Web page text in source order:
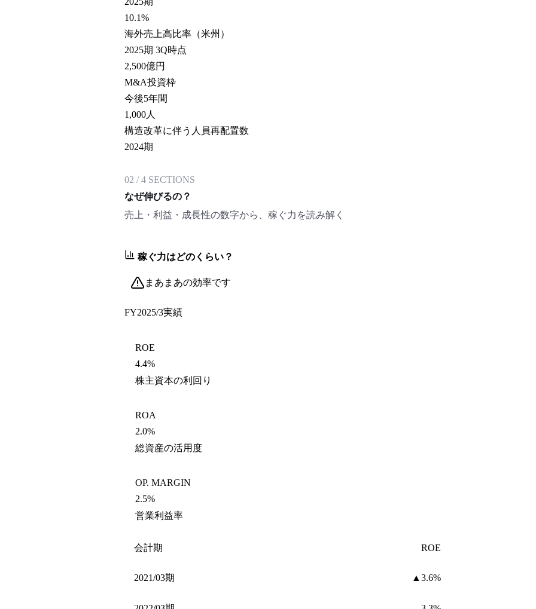
10.1%
海外売上高比率（米州）
2025期 3Q時点
2,500億円
M&A投資枠
今後5年間
1,000人
構造改革に伴う人員再配置数
2024期
02 /4 SECTIONS
なぜ伸びるの？
売上・利益・成長性の数字から、稼ぐ力を読み解く
稼ぐ力はどのくらい？
まあまあの効率です
FY2025/3実績
ROE
4.4%
株主資本の利回り
ROA
2.0%
総資産の活用度
OP. MARGIN
2.5%
営業利益率
会計期 ROE
2021/03期 ▲3.6%